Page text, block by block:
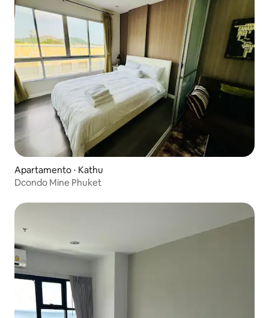
Apartamento ⋅ Kathu
Dcondo Mine Phuket